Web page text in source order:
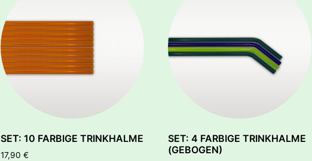
SET: 10 FARBIGE TRINKHALME
17,90 €
SET: 4 FARBIGE TRINKHALME
(GEBOGEN)